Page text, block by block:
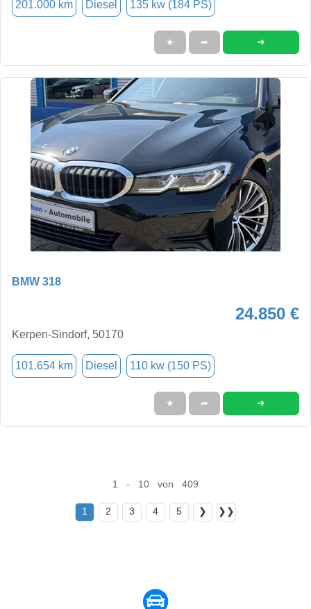
201.000 km Diesel 135 kw (184 PS)
★ ➦ ➜
BMW 318
24.850 €
Kerpen-Sindorf, 50170
101.654 km Diesel 110 kw (150 PS)
★ ➦ ➜
1 - 10 von 409
1 2 3 4 5 ❯ ❯❯